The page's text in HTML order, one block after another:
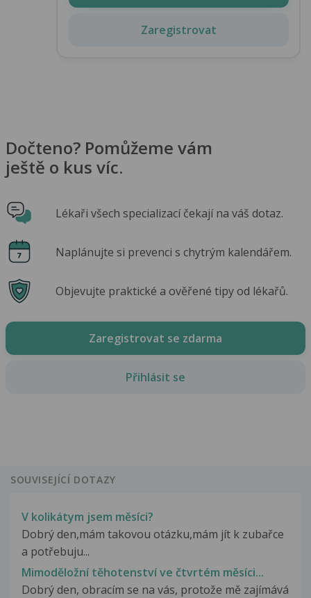
Zaregistrovat
Dočteno? Pomůžeme vám
ještě o kus víc.
Lékaři všech specializací čekají na váš dotaz.
Naplánujte si prevenci s chytrým kalendářem.
Objevujte praktické a ověřené tipy od lékařů.
Zaregistrovat se zdarma
Přihlásit se
SOUVISEJÍCÍ DOTAZY
V kolikátym jsem měsíci?
Dobrý den,mám takovou otázku,mám jít k zubařce
a potřebuju...
Mimoděložní těhotenství ve čtvrtém měsíci...
Dobrý den, obracím se na vás, protože mě zajímává